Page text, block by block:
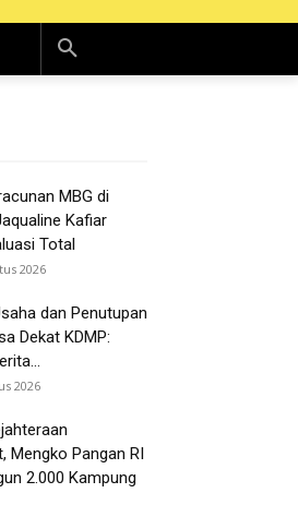
MBG di
Kafiar
Total
2026
dan Penutupan
Dekat KDMP:
2026
Mengko Pangan RI
2.000 Kampung